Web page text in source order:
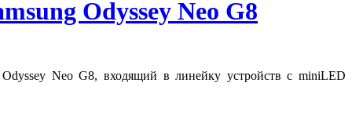
Odyssey Neo G8
Neo G8, входящий в линейку устройств с miniLED